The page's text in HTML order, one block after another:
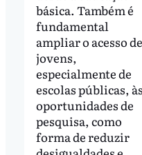
básica. Também é
fundamental
ampliar o acesso de
jovens,
especialmente de
escolas públicas, às
oportunidades de
pesquisa, como
forma de reduzir